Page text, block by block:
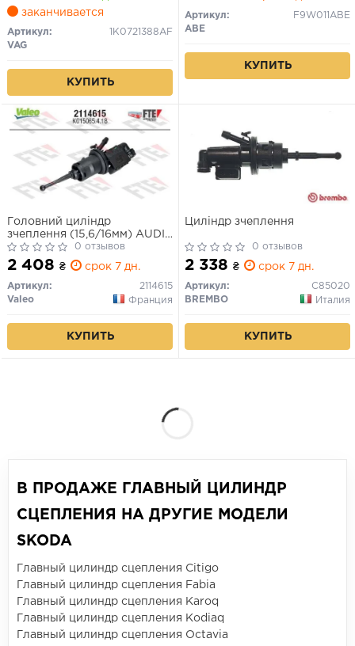
заканчивается
Артикул:
1K0721388AF
VAG
КУПИТЬ
Артикул:
F9W011ABE
ABE
КУПИТЬ
Головний циліндр
зчеплення (15,6/16мм) AUDI
A3, TT SEAT ALTEA, ALTEA
XL, LEON, TOLEDO III SKODA
OCTAVIA II, OCTAVIA III,
SUPERB II, YETI VW BEETLE,
CADDY ALLTRACK IV 1.0-3.6
0 отзывов
2 408 ₴ срок 7 дн.
Артикул:
2114615
Valeo
Франция
КУПИТЬ
Циліндр зчеплення
0 отзывов
2 338 ₴ срок 7 дн.
Артикул:
C85020
BREMBO
Италия
КУПИТЬ
В ПРОДАЖЕ ГЛАВНЫЙ ЦИЛИНДР
СЦЕПЛЕНИЯ НА ДРУГИЕ МОДЕЛИ
SKODA
Главный цилиндр сцепления Citigo
Главный цилиндр сцепления Fabia
Главный цилиндр сцепления Karoq
Главный цилиндр сцепления Kodiaq
Главный цилиндр сцепления Octavia